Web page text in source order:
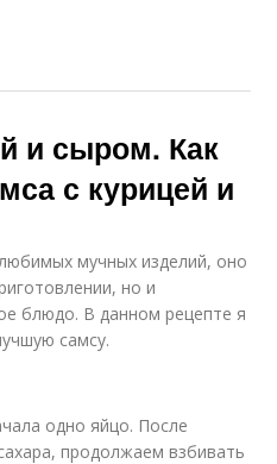
и сыром. Как
с курицей и
мучных изделий, оно
но и
блюдо. В данном рецепте я
самсу.
одно яйцо. После
продолжаем взбивать